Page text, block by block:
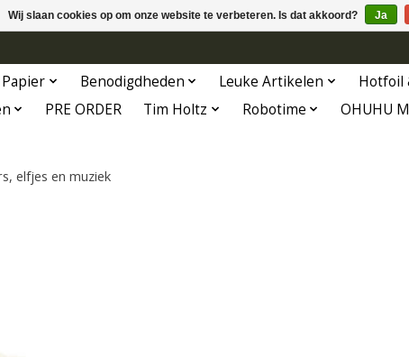
Benodigdheden Leuke Artikelen Hotfoil
PRE ORDER Tim Holtz Robotime OHUHU
elfjes en muziek
Wij slaan cookies op om onze website te verbeteren. Is dat akkoord? Ja